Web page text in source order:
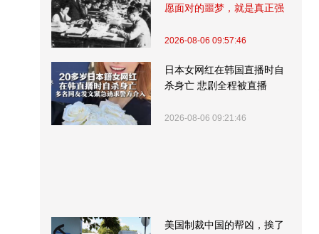
愿面对的噩梦，就是真正强
2026-08-06 09:57:46
日本女网红在韩国直播时自
杀身亡 悲剧全程被直播
2026-08-06 09:21:46
美国制裁中国的帮凶，挨了